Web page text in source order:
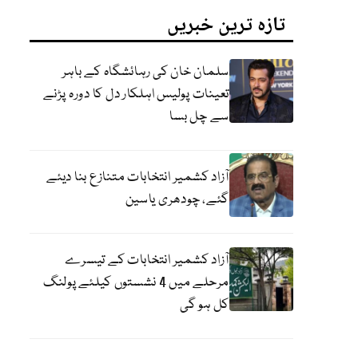
تازہ ترین خبریں
سلمان خان کی رہائشگاہ کے باہر
تعینات پولیس اہلکار دل کا دورہ پڑنے
سے چل بسا
آزاد کشمیر انتخابات متنازع بنا دیئے
گئے، چودھری یاسین
آزاد کشمیر انتخابات کے تیسرے
مرحلے میں 4 نشستوں کیلئے پولنگ
کل ہو گی